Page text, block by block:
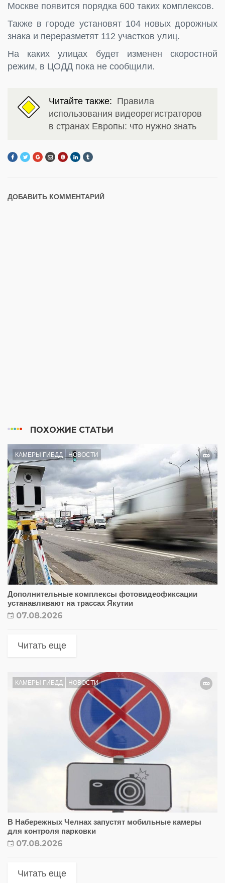
Москве появится порядка 600 таких комплексов.
Также в городе установят 104 новых дорожных
знака и переразметят 112 участков улиц.
На каких улицах будет изменен скоростной
режим, в ЦОДД пока не сообщили.
Читайте также: Правила
использования видеорегистраторов
в странах Европы: что нужно знать
ДОБАВИТЬ КОММЕНТАРИЙ
ПОХОЖИЕ СТАТЬИ
КАМЕРЫ ГИБДД НОВОСТИ
Дополнительные комплексы фотовидеофиксации
устанавливают на трассах Якутии
07.08.2026
Читать еще
КАМЕРЫ ГИБДД НОВОСТИ
В Набережных Челнах запустят мобильные камеры
для контроля парковки
07.08.2026
Читать еще